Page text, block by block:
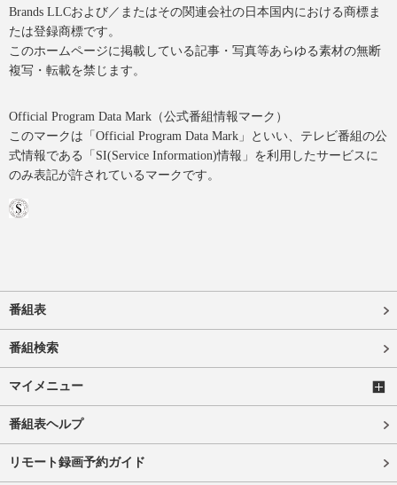
Brands LLCおよび／またはその関連会社の日本国内における商標ま
たは登録商標です。
このホームページに掲載している記事・写真等あらゆる素材の無断
複写・転載を禁じます。
Official Program Data Mark（公式番組情報マーク）
このマークは「Official Program Data Mark」といい、テレビ番組の公
式情報である「SI(Service Information)情報」を利用したサービスに
のみ表記が許されているマークです。
番組表
番組検索
マイメニュー
番組表ヘルプ
リモート録画予約ガイド